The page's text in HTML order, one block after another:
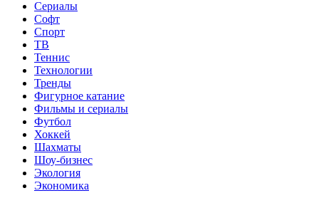
Сериалы
Софт
Спорт
ТВ
Теннис
Технологии
Тренды
Фигурное катание
Фильмы и сериалы
Футбол
Хоккей
Шахматы
Шоу-бизнес
Экология
Экономика